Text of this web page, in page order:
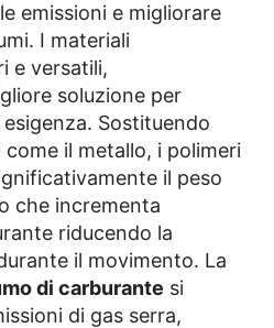
emissioni e migliorare
I materiali
e versatili,
soluzione per
Sostituendo
il metallo, i polimeri
il peso
che incrementa
riducendo la
il movimento. La
di carburante si
di gas serra,